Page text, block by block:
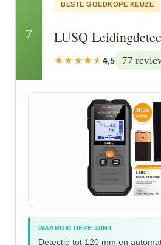
7
BESTE GOEDKOPE KEUZE
LUSQ
4,5 77
WAAROM DEZE WINT
Detectie tot 120 mm en